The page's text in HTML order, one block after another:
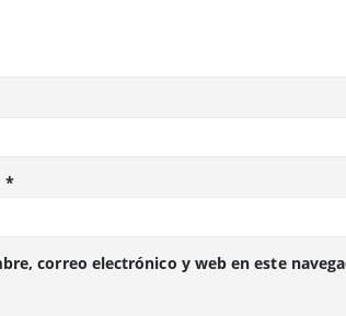
*
correo electrónico y web en este